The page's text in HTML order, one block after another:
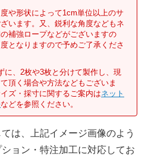
や形状によって1cm単位以上のサ
います。又、鋭利な角度などもネ
補強ロープなどがございますの
となりますので予めご了承くださ
に、2枚や3枚と分けて製作し、現
頂く場合や方法などもございま
ズ・採寸に関するご案内はネット
などを参照ください。
は、上記イメージ画像のよう
ョン・特注加工に対応してお